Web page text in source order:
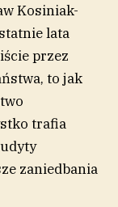
Kosiniak-
lata
przez
to jak
trafia
zaniedbania